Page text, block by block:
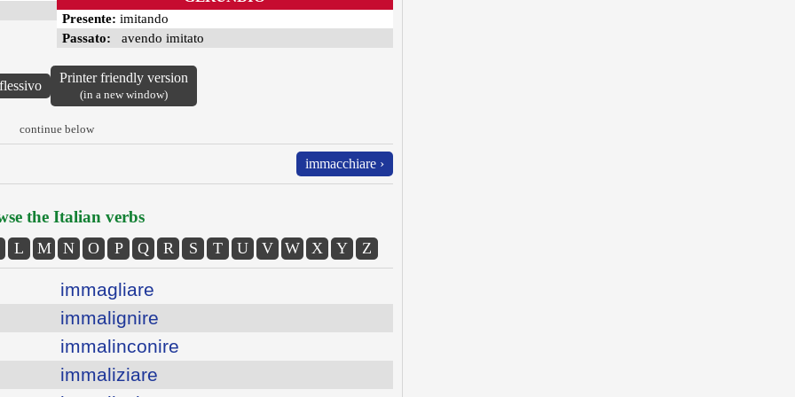
Presente: imitando
Passato: avendo imitato
Printer friendly version
(in a new window)
continue below
immacchiare ›
the Italian verbs
L M N O P Q R S T U V W X Y Z
immagliare
immalignire
immalinconire
immaliziare